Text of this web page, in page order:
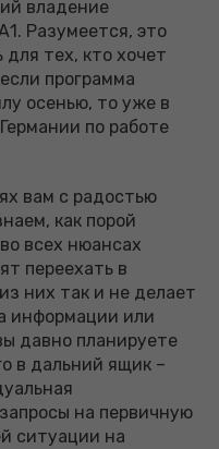
владение
Разумеется, это
тех, кто хочет
программа
осенью, то уже в
по работе
вам с радостью
как порой
всех нюансах
переехать в
них так и не делает
информации или
давно планируете
в дальний ящик –
на первичную
ситуации на